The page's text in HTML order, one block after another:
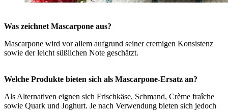
Was zeichnet Mascarpone aus?
Mascarpone wird vor allem aufgrund seiner cremigen Konsistenz
sowie der leicht süßlichen Note geschätzt.
Welche Produkte bieten sich als Mascarpone-Ersatz an?
Als Alternativen eignen sich Frischkäse, Schmand, Crème fraîche
sowie Quark und Joghurt. Je nach Verwendung bieten sich jedoch